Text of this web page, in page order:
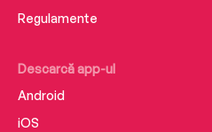
Descarcă app-ul
Android
iOS
Regulamente